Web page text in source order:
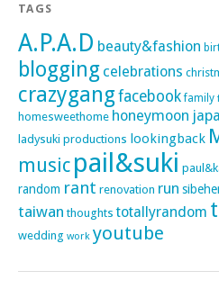
TAGS
A.P.A.D beauty&fashion
blogging celebrations
crazygangfacebook family
homesweethome honeymoon
ladysuki productions lookingback
music pail&suki
random rant renovation run
taiwan thoughts totallyrandom
wedding work youtube